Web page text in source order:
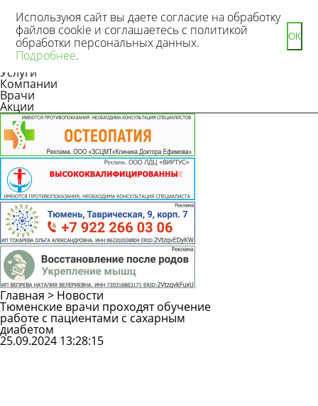
Новости
Статьи
Услуги
Компании
Врачи
Акции
Главная > Новости
Тюменские врачи проходят обучение
работе с пациентами с сахарным
диабетом
25.09.2024 13:28:15
Используюя сайт вы даете согласие на обработку
файлов cookie и соглашаетесь с политикой
обработки персональных данных.
Подробнее.
ОК